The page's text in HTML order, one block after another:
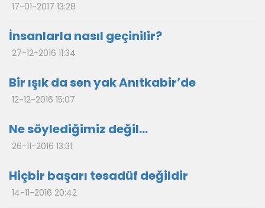
17-01-2017 13:28
İnsanlarla nasıl geçinilir?
27-12-2016 11:34
Bir ışık da sen yak Anıtkabir’de
12-12-2016 15:07
Ne söylediğimiz değil…
26-11-2016 13:31
Hiçbir başarı tesadüf değildir
14-11-2016 20:42